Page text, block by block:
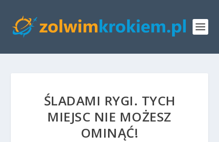
ŚLADAMI RYGI. TYCH
MIEJSC NIE MOŻESZ
OMINĄĆ!